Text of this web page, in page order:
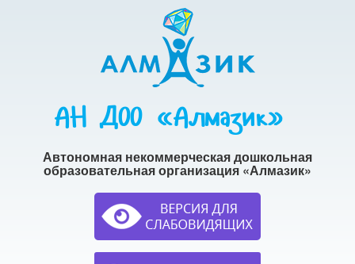
АН ДОО «Алмазик»
Автономная некоммерческая дошкольная
образовательная организация «Алмазик»